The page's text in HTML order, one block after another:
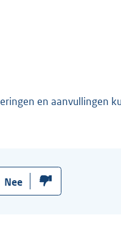
en aanvullingen
Nee